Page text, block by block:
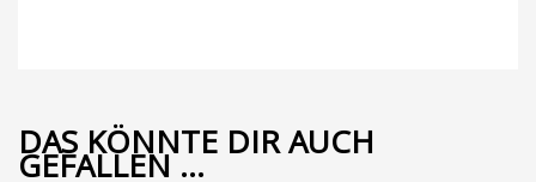
DAS KÖNNTE DIR AUCH
GEFALLEN …